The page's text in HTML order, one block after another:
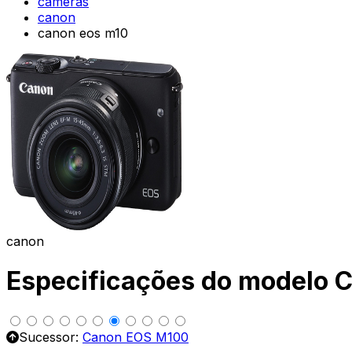
canon
canon eos m10
canon
Especificações do modelo
Sucessor: Canon EOS M100